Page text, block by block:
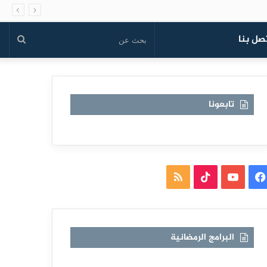
بنا بحث
تابعونا
فيسبوكيوتيوب TikTokملخص
البرامج الرمضانية